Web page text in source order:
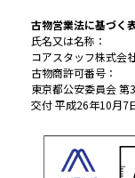
古物営業法に基づく
氏名又は名称：
コアスタッフ株式会
古物商許可番号：
東京都公安委員会
交付 平成26年10月7